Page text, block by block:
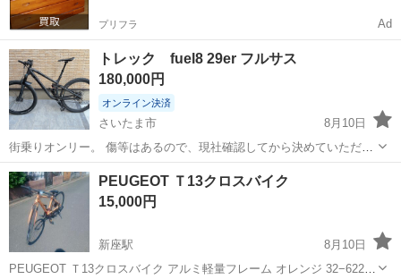
プリフラ Ad
トレック fuel8 29er フルサス
180,000円
オンライン決済
さいたま市
8月10日
街乗りオンリー。 傷等はあるので、現社確認してから決めていただい
て構いません。
埼玉 さいたま市 マウンテンバイク
PEUGEOT Ｔ13クロスバイク
15,000円
新座駅
8月10日
PEUGEOT Ｔ13クロスバイク アルミ軽量フレーム オレンジ 32−622